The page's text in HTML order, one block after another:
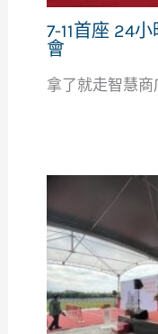
7-11首座 24
會
拿了就走智慧商